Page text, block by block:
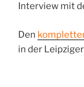
Interview mit
Den
in der